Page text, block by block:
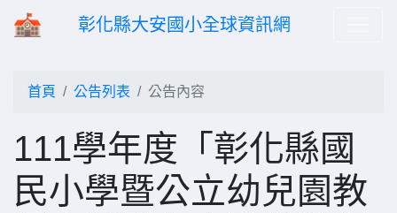
彰化縣大安國小全球資訊網
首頁 公告列表 公告內容
111學年度「彰化縣國
民小學暨公立幼兒園教